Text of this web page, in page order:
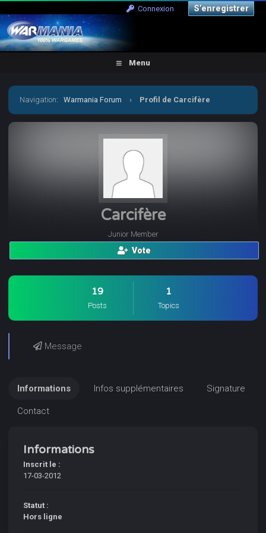
Connexion S’enregistrer
Menu
Navigation:Warmania Forum › Profil de Carcifère
Carcifère
Junior Member
Vote
19
Posts
1
Topics
Message
Informations Infos supplémentaires Signature
Contact
Informations
Inscrit le :
17-03-2012
Statut :
Hors ligne